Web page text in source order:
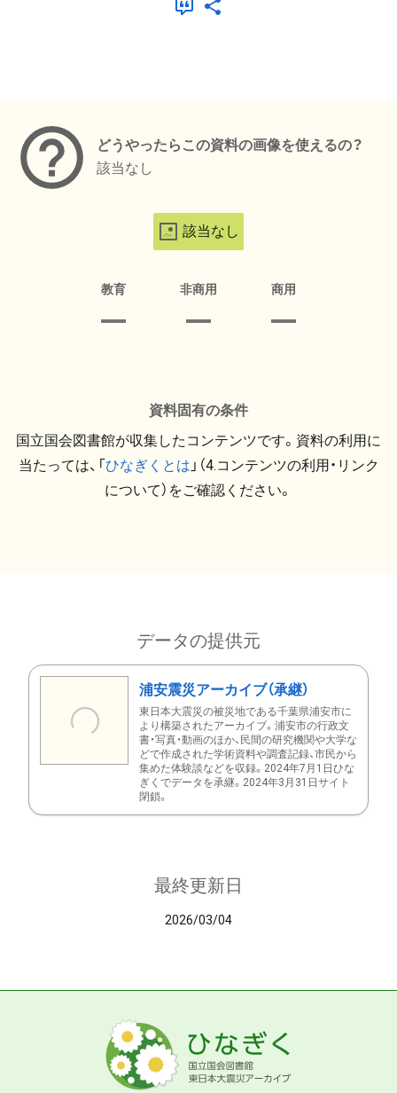
どうやったらこの資料の画像を使えるの？
該当なし
該当なし
教育 非商用 商用
資料固有の条件
国立国会図書館が収集したコンテンツです。資料の利用に
当たっては、「ひなぎくとは 」（4.コンテンツの利用・リンク
について）をご確認ください。
データの提供元
浦安震災アーカイブ（承継）
東日本大震災の被災地である千葉県浦安市に
より構築されたアーカイブ。浦安市の行政文
書・写真・動画のほか、民間の研究機関や大学な
どで作成された学術資料や調査記録、市民から
集めた体験談などを収録。2024年7月1日ひな
ぎくでデータを承継。2024年3月31日サイト
閉鎖。
最終更新日
2026/03/04